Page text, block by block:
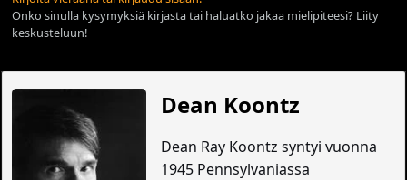
Onko sinulla kysymyksiä kirjasta tai haluatko jakaa mielipiteesi? Liity
keskusteluun!
Dean Koontz
Dean Ray Koontz syntyi vuonna
1945 Pennsylvaniassa